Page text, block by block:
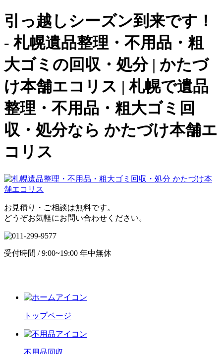
引っ越しシーズン到来です！
- 札幌遺品整理・不用品・粗
大ゴミの回収・処分 | かたづ
け本舗エコリス | 札幌で遺品
整理・不用品・粗大ゴミ回
収・処分なら かたづけ本舗エ
コリス
お見積り・ご相談は無料です。
どうぞお気軽にお問い合わせください。
受付時間 / 9:00~19:00 年中無休
トップページ
不用品回収